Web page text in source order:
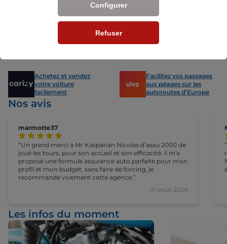
Nos avantages
prochain contrôle
Votre carte grise en
Achetez et vendez
votre voiture
facilement
Facilitez vos passages
aux péages sur les
autoroutes d’Europe
Nos avis
marmotte37
01 août 2026
Un grand merci à Mr Kasparian Nicolas d’assu 2000 de
joué les tours, pour son accueil et son efficacité. il m'a
proposé une formule assurance auto parfaite pour mon
profil et mon budget, sans faire de forcing, je
recommande vivement cette agence.
Les infos du moment
Refuser
Configurer